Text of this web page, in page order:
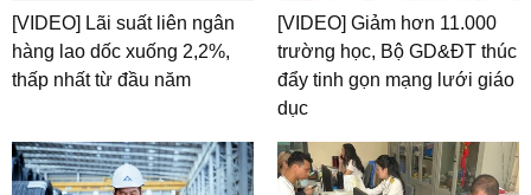
[VIDEO] Lãi suất liên ngân
hàng lao dốc xuống 2,2%,
thấp nhất từ đầu năm
[VIDEO] Giảm hơn 11.000
trường học, Bộ GD&ĐT thúc
đẩy tinh gọn mạng lưới giáo
dục